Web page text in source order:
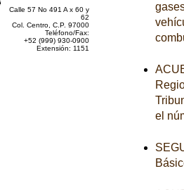
Calle 57 No 491 A x 60 y
62
Col. Centro, C.P. 97000
Teléfono/Fax:
+52 (999) 930-0900
Extensión: 1151
el